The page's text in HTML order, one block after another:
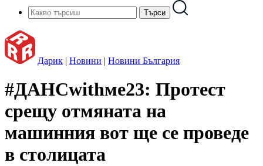
Дарик | Новини | Новини България
#ДАНСwithме23: Протест
срещу отмяната на
машинния вот ще се проведе
в столицата